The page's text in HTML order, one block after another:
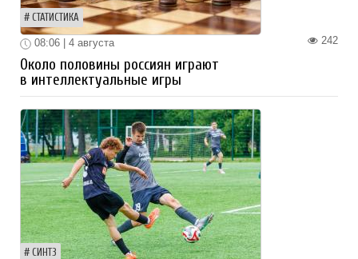
СТАТИСТИКА
242
08:06 | 4 августа
Около половины россиян играют
в интеллектуальные игры
СИНТЗ